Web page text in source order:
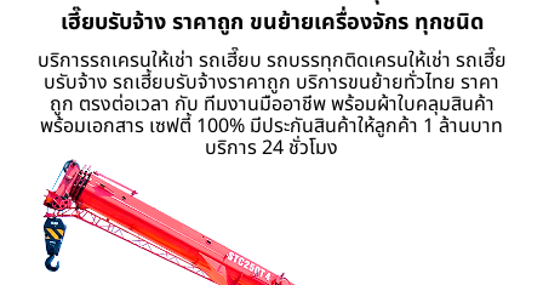
เฮี๊ยบรับจ้าง ราคาถูก ขนย้ายเครื่องจักร ทุกชนิด
บริการรถเครนให้เช่า รถเฮี๊ยบ รถบรรทุกติดเครนให้เช่า รถเฮี๊ย
บรับจ้าง รถเฮี้ยบรับจ้างราคาถูก บริการขนย้ายทั่วไทย ราคา
ถูก ตรงต่อเวลา กับ ทีมงานมืออาชีพ พร้อมผ้าใบคลุมสินค้า
พร้อมเอกสาร เซฟตี้ 100% มีประกันสินค้าให้ลูกค้า 1 ล้านบาท
บริการ 24 ชั่วโมง